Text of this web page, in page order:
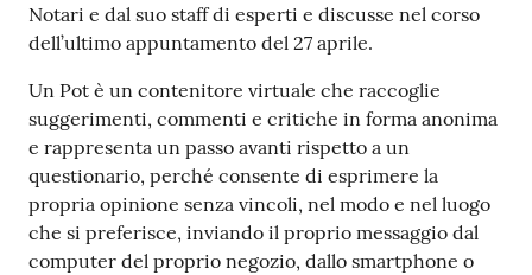
Notari e dal suo staff di esperti e discusse nel corso
dell’ultimo appuntamento del 27 aprile.
Un Pot è un contenitore virtuale che raccoglie
suggerimenti, commenti e critiche in forma anonima
e rappresenta un passo avanti rispetto a un
questionario, perché consente di esprimere la
propria opinione senza vincoli, nel modo e nel luogo
che si preferisce, inviando il proprio messaggio dal
computer del proprio negozio, dallo smartphone o